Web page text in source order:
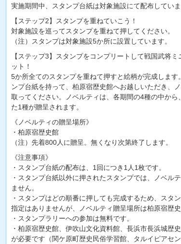
実施期間中、スタンプ台紙は対象施設にて配布していま
【ステップ2】スタンプを重ねていこう！
対象施設を巡ってスタンプを重ねて押してください。
（注）スタンプは対象施設5か所に設置しています。
【ステップ3】スタンプをコンプリートして戦国武将
ット！
5か所全てのスタンプを重ねて押すと絵柄が完成します
ンプ台紙を持って、柏原宿歴史館へお越しいただき、
取ってください。ノベルティは、各期間の4種の中から
た1種が贈呈されます。
《ノベルティの贈呈場所》
・柏原宿歴史館
（注）先着800人に贈呈。無くなり次第終了します。
《注意事項》
・スタンプ台紙の配布は、1回につき1人1枚です。
・スタンプ台紙以外に押されたスタンプでは、ノベル
ません。
・スタンプはどの順番に押しても完成するため、スタ
指定はありませんが、ノベルティ贈呈場所は柏原宿歴史
・スタンプラリーへの参加は無料です。
・柏原宿歴史館、伊吹山文化資料館、長浜市長浜城歴
が必要です（関ケ原町歴史民俗学習館、タルイピアセン